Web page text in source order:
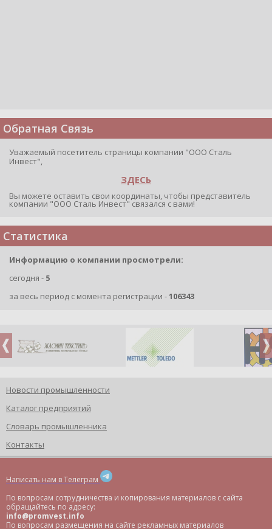
Обратная Связь
Уважаемый посетитель страницы компании "ООО Сталь
Инвест",
ЗДЕСЬ
Вы можете оставить свои координаты, чтобы представитель
компании "ООО Сталь Инвест" связался с вами!
Статистика
Информацию о компании просмотрели:
сегодня - 5
за весь период с момента регистрации -106343
Новости промышленности
Каталог предприятий
Словарь промышленника
Контакты
Написать нам в Телеграм
По вопросам сотрудничества и копирования материалов с сайта
обращайтесь по адресу:
info@promvest.info
По вопросам размещения на сайте рекламных материалов